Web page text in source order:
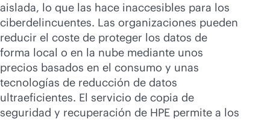
aislada, lo que las hace inaccesibles para los
ciberdelincuentes. Las organizaciones pueden
reducir el coste de proteger los datos de
forma local o en la nube mediante unos
precios basados en el consumo y unas
tecnologías de reducción de datos
ultraeficientes. El servicio de copia de
seguridad y recuperación de HPE permite a los